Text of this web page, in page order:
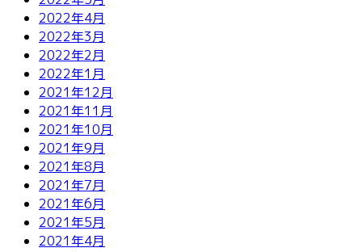
2022年4月
2022年3月
2022年2月
2022年1月
2021年12月
2021年11月
2021年10月
2021年9月
2021年8月
2021年7月
2021年6月
2021年5月
2021年4月